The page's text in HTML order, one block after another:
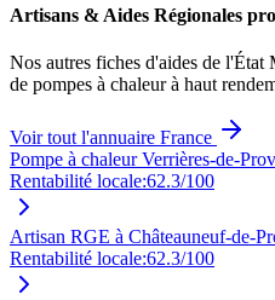
Artisans & Aides Régionales
Nos autres fiches d'aides de
de pompes à chaleur à haut
Voir tout l'annuaire France
Pompe à chaleur Verrières-de-
Rentabilité locale:62.3/100
Artisan RGE à Châteauneuf-de-
Rentabilité locale:62.3/100